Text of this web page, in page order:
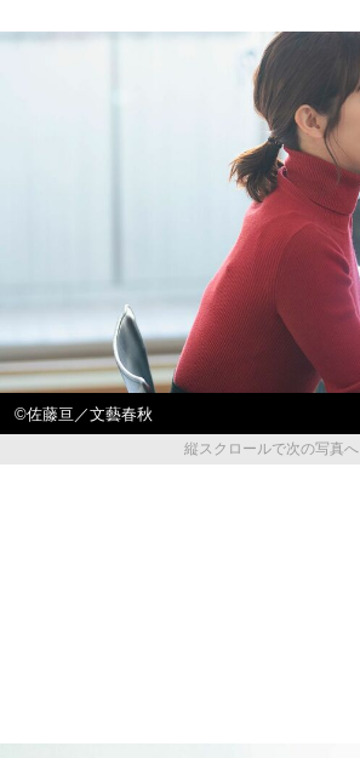
©佐藤亘／文藝春秋
縦スクロールで次の写真へ